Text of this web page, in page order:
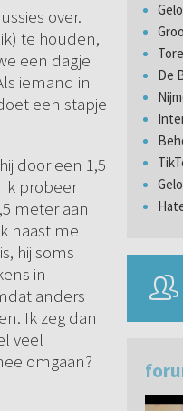
over.
te houden,
een dagje
iemand in
een stapje
door een 1,5
probeer
meter aan
naast me
hij soms
in
anders
Ik zeg dan
veel
omgaan?
De